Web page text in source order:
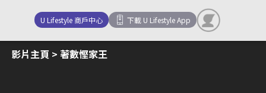
U Lifestyle 商戶中心 下載 U Lifestyle App
影片主頁 > 著數慳家王